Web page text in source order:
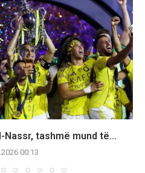
tashmë mund të...
00:13